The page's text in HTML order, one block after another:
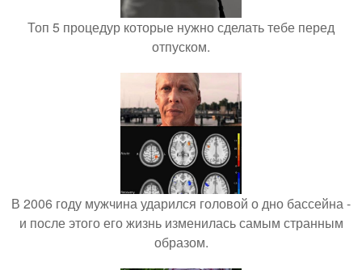
Топ 5 процедур которые нужно сделать тебе перед
отпуском.
В 2006 году мужчина ударился головой о дно бассейна -
и после этого его жизнь изменилась самым странным
образом.